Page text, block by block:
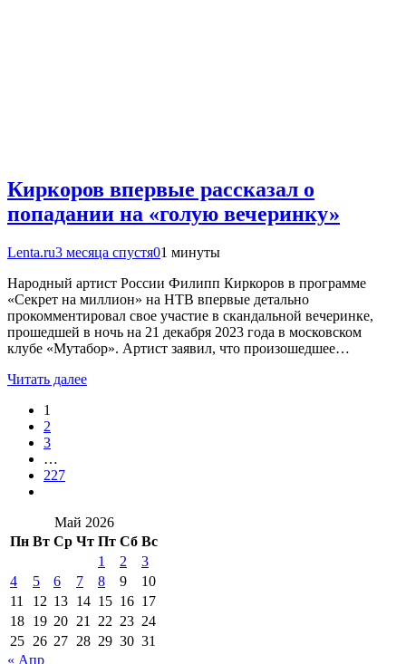
Киркоров впервые рассказал о
попадании на «голую вечеринку»
Lenta.ru3 месяца спустя01 минуты
Народный артист России Филипп Киркоров в программе
«Секрет на миллион» на НТВ впервые детально
прокомментировал свое участие в скандальной вечеринке,
прошедшей в ночь на 21 декабря 2023 года в московском
клубе «Мутабор». Артист заявил, что произошедшее…
Читать далее
1
2
3
…
227
Май 2026
Пн Вт Ср Чт Пт Сб Вс
1
2
3
4
5 6 7 8 9
10
11
12 13 14 15 16 17
18 19 20 21 22 23 24
25 26 27 28 29 30 31
« Апр